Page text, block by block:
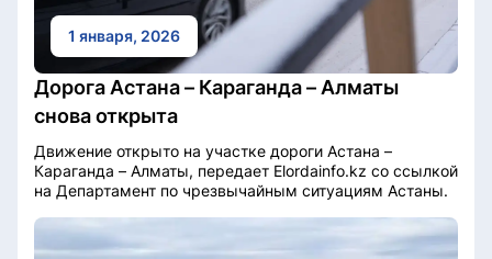
1 января, 2026
Дорога Астана – Караганда – Алматы
снова открыта
Движение открыто на участке дороги Астана –
Караганда – Алматы, передает Elordainfo.kz со ссылкой
на Департамент по чрезвычайным ситуациям Астаны.